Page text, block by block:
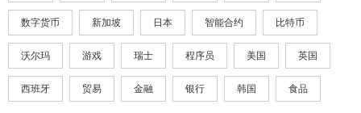
数字货币 新加坡 日本 智能合约 比特币
沃尔玛 游戏 瑞士 程序员 美国 英国
西班牙 贸易 金融 银行 韩国 食品